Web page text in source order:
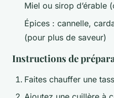
Miel ou sirop d’érable
Épices : cannelle,
(pour plus de saveur)
Instructions de
Faites chauffer une